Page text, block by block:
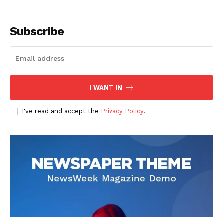
AIN NEWS 1
Subscribe
I WANT IN
I've read and accept the Privacy Policy.